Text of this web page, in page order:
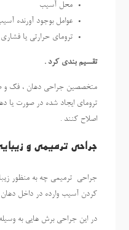
محل آسیب
عوامل بوجود آورنده
ترومای حرارتی یا فشاری
تقسیم بندی کرد .
متخصصین جراحی دهان ، فک و
ترومای ایجاد شده در صورت
اصلاح کنند .
جراحی ترمیمی و
جراحی ترمیمی چه به منظور
کردن آسیب وارده در داخل
در این جراحی برش هایی به